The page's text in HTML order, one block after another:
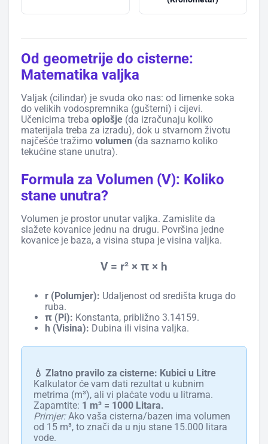
Od geometrije do cisterne:
Matematika valjka
Valjak (cilindar) je svuda oko nas: od limenke soka
do velikih vodospremnika (gušterni) i cijevi.
Učenicima treba oplošje (da izračunaju koliko
materijala treba za izradu), dok u stvarnom životu
najčešće tražimo volumen (da saznamo koliko
tekućine stane unutra).
Formula za Volumen (V): Koliko
stane unutra?
Volumen je prostor unutar valjka. Zamislite da
slažete kovanice jednu na drugu. Površina jedne
kovanice je baza, a visina stupa je visina valjka.
V = r² × π × h
r (Polumjer): Udaljenost od središta kruga do
ruba.
π (Pi): Konstanta, približno 3.14159.
h (Visina): Dubina ili visina valjka.
💧 Zlatno pravilo za cisterne: Kubici u Litre
Kalkulator će vam dati rezultat u kubnim
metrima (m³), ali vi plaćate vodu u litrama.
Zapamtite: 1 m³ = 1000 Litara.
Primjer:Ako vaša cisterna/bazen ima volumen
od 15 m³, to znači da u nju stane 15.000 litara
vode.